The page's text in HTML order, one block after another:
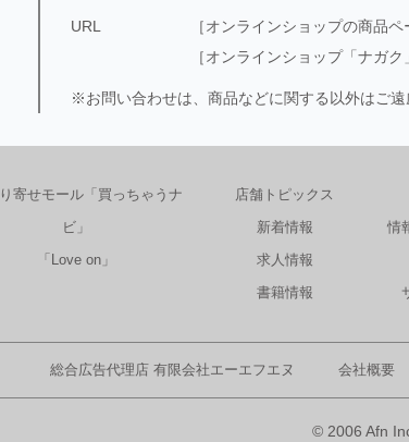
URL ［オンラインショップの商品ペ
［オンラインショップ「ナガ
※お問い合わせは、商品などに関する以外はご遠
寄せモール「買っちゃうナ
ビ」
「Love on」
店舗トピックス
新着情報
求人情報
書籍情報
情
総合広告代理店 有限会社エーエフエヌ 会社概要
© 2006 Afn